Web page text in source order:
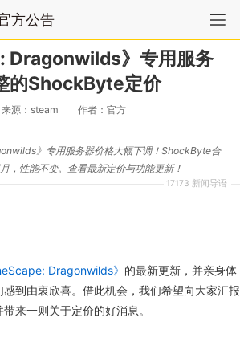
方公告
Dragonwilds》专用服务
的ShockByte定价
来源：steam 作者：官方
17173 新闻导语
》专用服务器价格大幅下调！ShockByte合
，性能不变。查看最新定价与功能更新！
Dragonwilds》 的最新更新，并亲身体
到由衷欣喜。借此机会，我们希望向大家汇报
来一则关于定价的好消息。